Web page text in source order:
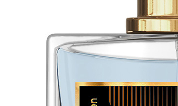
w klubie Paryskie.pl